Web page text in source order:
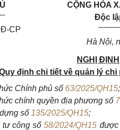
CP
CỘNG HÒA
Độc
Hà Nội,
NGHỊ ĐỊNH
định chi tiết về quản lý
Chính phủ số 63/2025/QH15;
chính quyền địa phương số
số 135/2025/QH15;
tư công số58/2024/QH15 được